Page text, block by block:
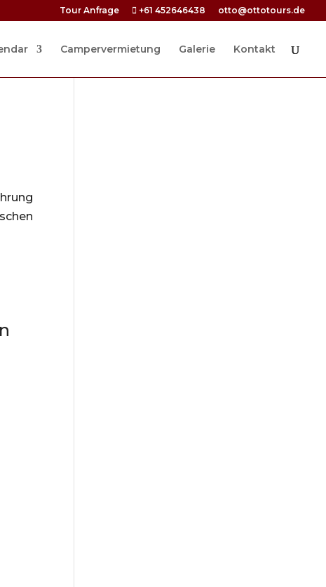
Tour Anfrage +61 452646438 otto@ottotours.de
Campervermietung Galerie Kontakt